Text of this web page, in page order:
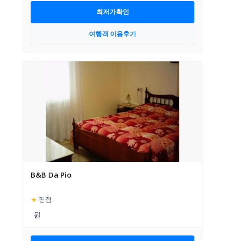
최저가확인
여행객 이용후기
B&B Da Pio
★ 평점 –